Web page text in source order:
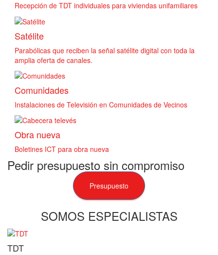
Recepción de TDT individuales para viviendas unifamiliares
Satélite
Parabólicas que reciben la señal satélite digital con toda la
amplia oferta de canales.
Comunidades
Instalaciones de Televisión en Comunidades de Vecinos
Obra nueva
Boletines ICT para obra nueva
Pedir presupuesto sin compromiso
Presupuesto
SOMOS ESPECIALISTAS
TDT